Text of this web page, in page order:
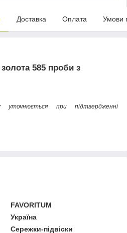
Доставка Оплата Умови
585 проби з
уточнюється при підтвердженні
FAVORITUM
Україна
Сережки-підвіски